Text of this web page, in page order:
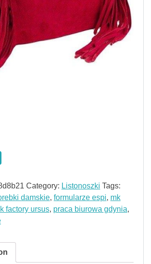
Category: Listonoszki Tags:
damskie, formularze espi, mk
factory ursus, praca biurowa gdynia,